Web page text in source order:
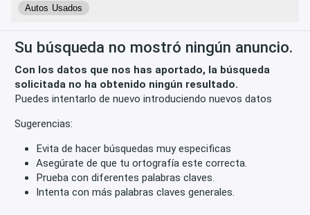
Autos Usados
Su búsqueda no mostró ningún anuncio.
Con los datos que nos has aportado, la búsqueda
solicitada no ha obtenido ningún resultado.
Puedes intentarlo de nuevo introduciendo nuevos datos
Sugerencias:
Evita de hacer búsquedas muy especificas
Asegúrate de que tu ortografía este correcta.
Prueba con diferentes palabras claves.
Intenta con más palabras claves generales.